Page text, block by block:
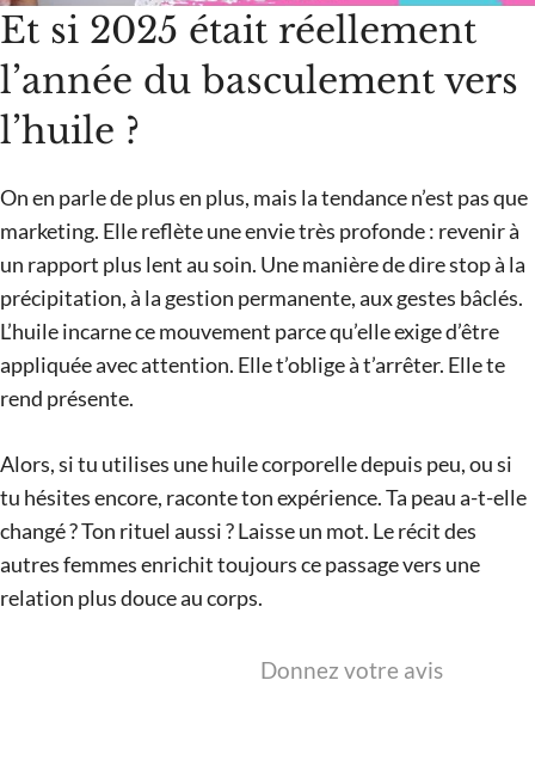
Et si 2025 était réellement
l’année du basculement vers
l’huile ?
On en parle de plus en plus, mais la tendance n’est pas que
marketing. Elle reflète une envie très profonde : revenir à
un rapport plus lent au soin. Une manière de dire stop à la
précipitation, à la gestion permanente, aux gestes bâclés.
L’huile incarne ce mouvement parce qu’elle exige d’être
appliquée avec attention. Elle t’oblige à t’arrêter. Elle te
rend présente.
Alors, si tu utilises une huile corporelle depuis peu, ou si
tu hésites encore, raconte ton expérience. Ta peau a-t-elle
changé ? Ton rituel aussi ? Laisse un mot. Le récit des
autres femmes enrichit toujours ce passage vers une
relation plus douce au corps.
Donnez votre avis